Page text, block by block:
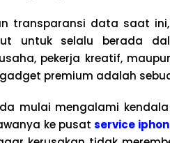
transparansi data saat
untuk selalu berada
pekerja kreatif,
premium adalah
mulai mengalami
ke pusatservice